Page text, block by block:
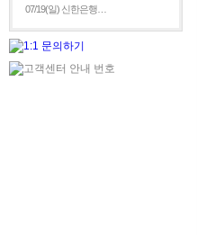
07/19(일) 신한은행…